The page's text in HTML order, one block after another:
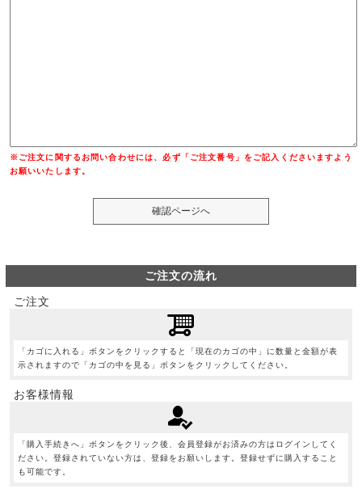
※ご注文に関するお問い合わせには、必ず「ご注文番号」をご記入くださいますよう
お願いいたします。
ご注文の流れ
ご注文
「カゴに入れる」ボタンをクリックすると「現在のカゴの中」に数量と金額が表
示されますので「カゴの中を見る」ボタンをクリックしてください。
お客様情報
「購入手続きへ」ボタンをクリック後、会員登録がお済みの方はログインしてく
ださい。登録されていない方は、登録をお願いします。登録せずに購入すること
も可能です。